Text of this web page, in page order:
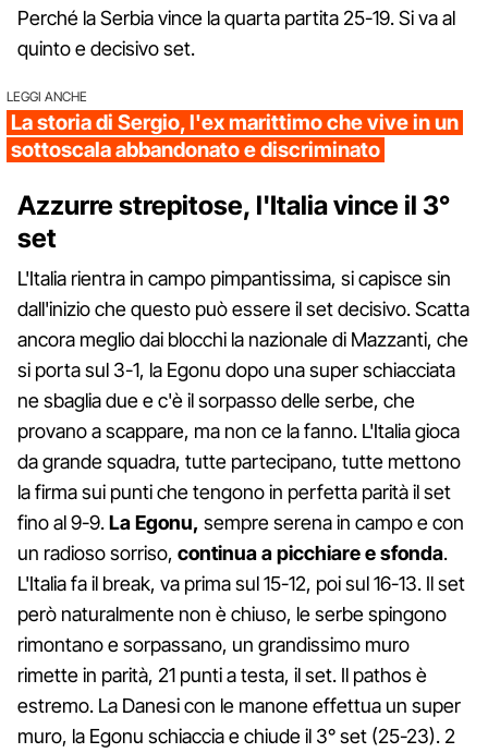
Perché la Serbia vince la quarta partita 25-19. Si va al
quinto e decisivo set.
LEGGI ANCHE
La storia di Sergio, l'ex marittimo che vive in un
sottoscala abbandonato e discriminato
Azzurre strepitose, l'Italia vince il 3°
set
L'Italia rientra in campo pimpantissima, si capisce sin
dall'inizio che questo può essere il set decisivo. Scatta
ancora meglio dai blocchi la nazionale di Mazzanti, che
si porta sul 3-1, la Egonu dopo una super schiacciata
ne sbaglia due e c'è il sorpasso delle serbe, che
provano a scappare, ma non ce la fanno. L'Italia gioca
da grande squadra, tutte partecipano, tutte mettono
la firma sui punti che tengono in perfetta parità il set
fino al 9-9.La Egonu, sempre serena in campo e con
un radioso sorriso, continua a picchiare e sfonda.
L'Italia fa il break, va prima sul 15-12, poi sul 16-13. Il set
però naturalmente non è chiuso, le serbe spingono
rimontano e sorpassano, un grandissimo muro
rimette in parità, 21 punti a testa, il set. Il pathos è
estremo. La Danesi con le manone effettua un super
muro, la Egonu schiaccia e chiude il 3° set (25-23). 2